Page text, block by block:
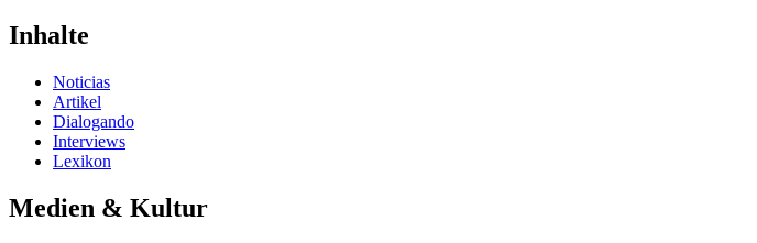
Inhalte
Noticias
Artikel
Dialogando
Interviews
Lexikon
Medien & Kultur